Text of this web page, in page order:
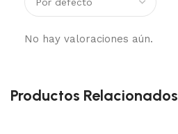
No hay valoraciones aún.
Productos Relacionados